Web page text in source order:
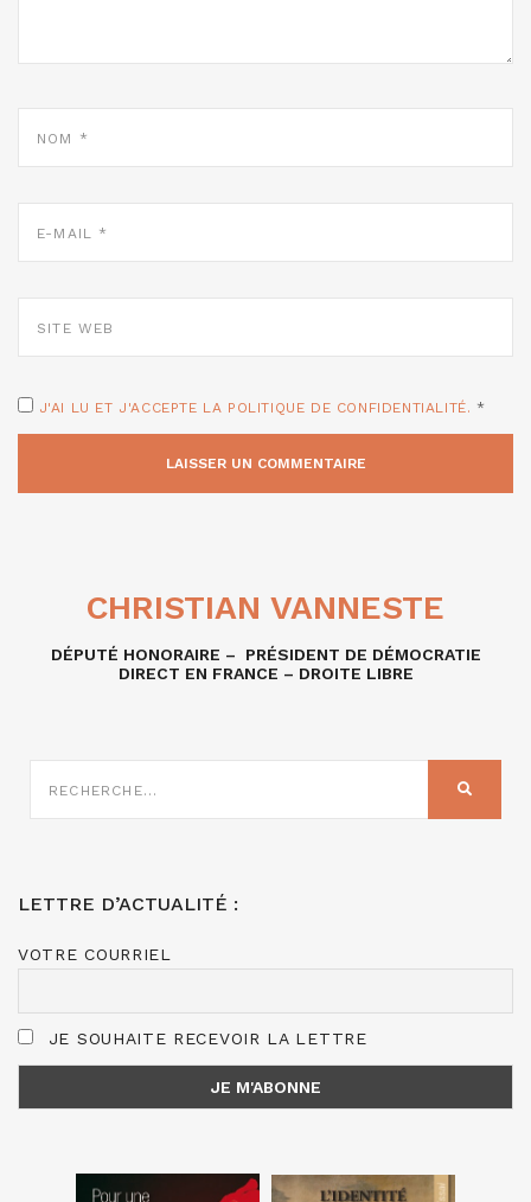
MAIL
WEB
J'AI LU ET J'ACCEPTE LA POLITIQUE DE CONFIDENTIALITÉ. *
CHRISTIAN VANNESTE
DÉPUTÉ HONORAIRE – PRÉSIDENT DE DÉMOCRATIE
DIRECT EN FRANCE – DROITE LIBRE
SUR
LETTRE D’ACTUALITÉ :
VOTRE COURRIEL
JE SOUHAITE RECEVOIR LA LETTRE